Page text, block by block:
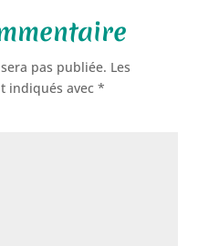
pas publiée. Les
indiqués avec *